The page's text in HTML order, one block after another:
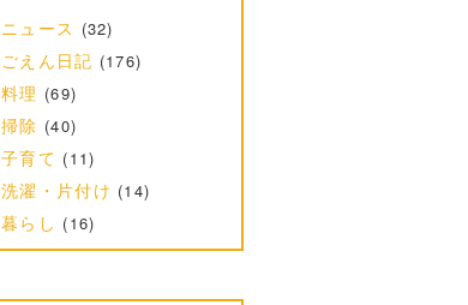
ニュース (32)
ごえん日記 (176)
料理 (69)
掃除 (40)
子育て (11)
洗濯・片付け (14)
暮らし (16)